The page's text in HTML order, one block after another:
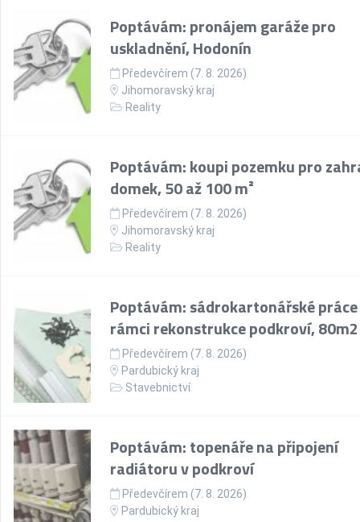
Poptávám: pronájem garáže pro
uskladnění, Hodonín
Předevčírem (7. 8. 2026)
Jihomoravský kraj
Reality
Poptávám: koupi pozemku pro
domek, 50 až 100 m²
Předevčírem (7. 8. 2026)
Jihomoravský kraj
Reality
Poptávám: sádrokartonářské
rámci rekonstrukce podkroví, 80m2
Předevčírem (7. 8. 2026)
Pardubický kraj
Stavebnictví
Poptávám: topenáře na připojení
radiátoru v podkroví
Předevčírem (7. 8. 2026)
Pardubický kraj